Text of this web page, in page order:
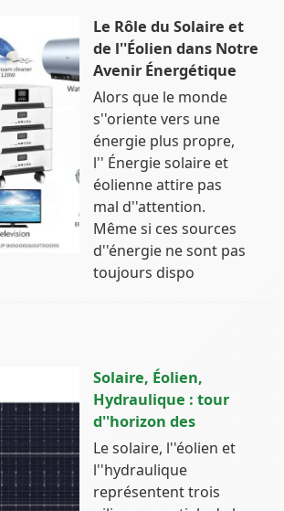
Le Rôle du Solaire et
de l''Éolien dans Notre
Avenir Énergétique
Alors que le monde
s''oriente vers une
énergie plus propre,
l'' Énergie solaire et
éolienne attire pas
mal d''attention.
Même si ces sources
d''énergie ne sont pas
toujours dispo
Solaire, Éolien,
Hydraulique : tour
d''horizon des
Le solaire, l''éolien et
l''hydraulique
représentent trois